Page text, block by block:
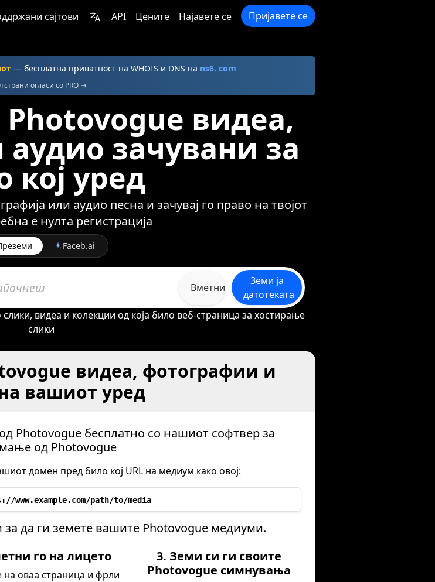
сајтови API Цените Најавете се Пријавете се
— бесплатна приватност на WHOIS и DNS на ns6. com
огласи со PRO →
видеа,
зачувани за
кој уред
или аудио песна и зачувај го право на твојот
е нулта регистрација
Faceb.ai
Вметни
Земи ја
датотеката
видеа и колекции од која било веб-страница за хостирање
слики
видеа, фотографии и
вашиот уред
Photovogue бесплатно со нашиот софтвер за
од Photovogue
домен пред било кој URL на медиум како овој:
www.example.com/path/to/media
да ги земете вашите Photovogue медиуми.
го на лицето
на оваа страница и фрли
3. Земи си ги своите
Photovogue симнувања